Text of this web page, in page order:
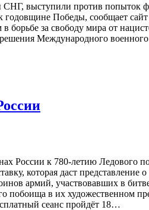
выступили против попыток
Победы, сообщает
за свободу мира от
Международного
России к 780-летию
которая даст представление
армий, участвовавших в
побоища в их художественном
сеанс пройдёт 18…